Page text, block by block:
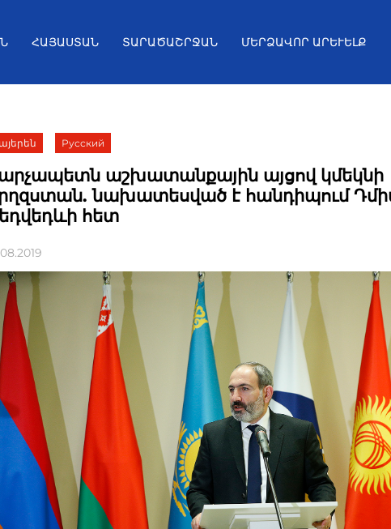
ՀԱՅԱՍՏԱՆ ՏԱՐԱԾԱՇՐՋԱՆ ՄԵՐՁԱՎՈՐ ԱՐԵՒԵԼՔ
Русский
աշխատանքային այցով կմեկնի
նախատեսված է հանդիպում
հետ